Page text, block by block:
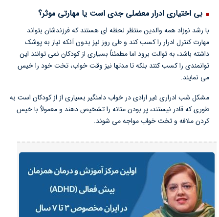
بی اختیاری ادرار معضلی جدی است یا مهارتی موثر؟
با رشد نوزاد همه والدین منتظر لحظه ای هستند که فرزندشان بتواند
مهارت کنترل ادرار را کسب کند و طی روز نیز بدون آنکه نیاز به پوشک
داشته باشد، به توالت برود اما مطمئناً بسیاری از کودکان نمی توانند این
توانمندی را کسب کنند بلکه تا مدتها نیز وقت خواب، تخت خود را خیس
می نمایند.
مشکل شب ادراری غیر ارادی در خواب دامنگیر بسیاری از از کودکان است به
طوری که قادر نیستند، پر بودن مثانه را تشخیص دهند و معمولاً با خیس
کردن ملافه و تخت خواب مواجه می شوند.